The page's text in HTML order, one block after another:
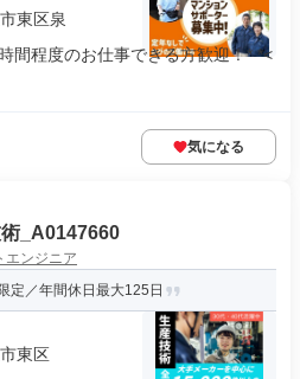
東区泉
間程度のお仕事できる方歓迎！* *<
気になる
_A0147660
エンジニア
定／年間休日最大125日
東区